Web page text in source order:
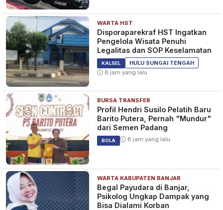
WARTA HST
Disporaparekraf HST Ingatkan
Pengelola Wisata Penuhi
Legalitas dan SOP Keselamatan
KALSEL
HULU SUNGAI TENGAH
8 jam yang lalu
BURSA TRANSFER
Profil Hendri Susilo Pelatih Baru
Barito Putera, Pernah "Mundur"
dari Semen Padang
BOLA 8 jam yang lalu
WARTA KABUPATEN BANJAR
Begal Payudara di Banjar,
Psikolog Ungkap Dampak yang
Bisa Dialami Korban